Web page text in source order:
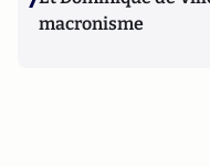
macronisme